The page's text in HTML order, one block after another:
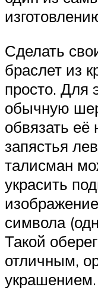
Сделать
браслет из
просто. Для
обычную
обвязать её
запястья
талисман
украсить
символа
Такой
отличным,
украшением.